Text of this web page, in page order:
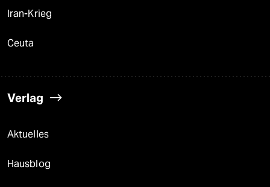
Iran-Krieg
Ceuta
Verlag
Aktuelles
Hausblog